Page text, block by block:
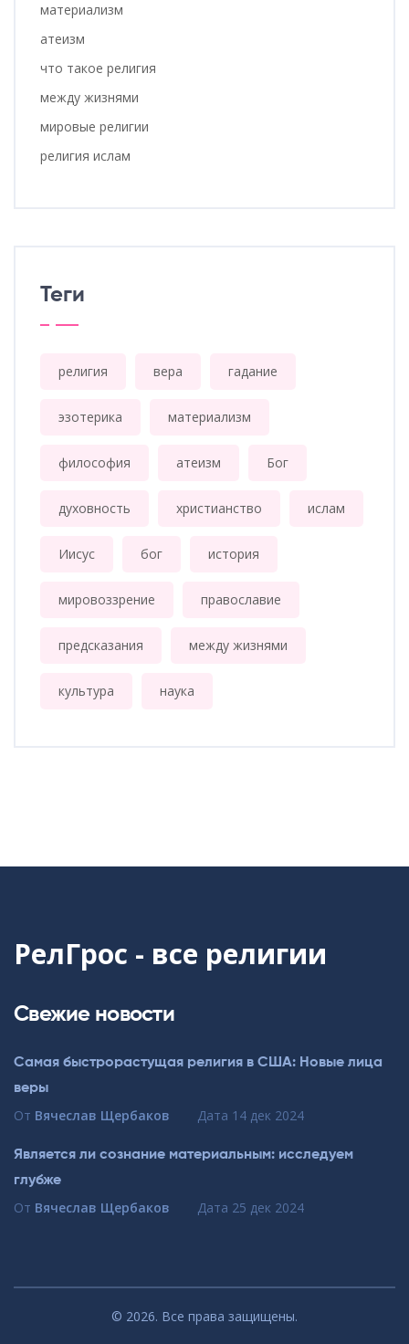
материализм
атеизм
что такое религия
между жизнями
мировые религии
религия ислам
Теги
религия вера гадание
эзотерика материализм
философия атеизм Бог
духовность христианство ислам
Иисус бог история
мировоззрение православие
предсказания между жизнями
культура наука
РелГрос - все религии
Свежие новости
Самая быстрорастущая религия в США: Новые лица
веры
От Вячеслав Щербаков Дата 14 дек 2024
Является ли сознание материальным: исследуем
глубже
От Вячеслав Щербаков Дата 25 дек 2024
© 2026. Все права защищены.